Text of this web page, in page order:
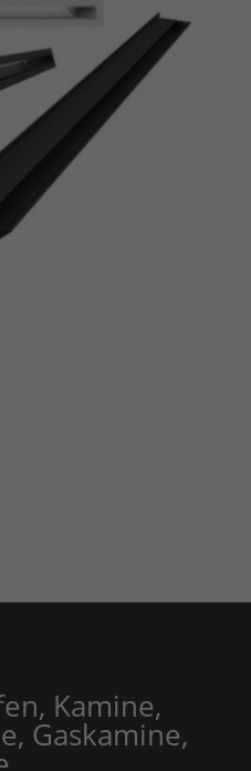
Kamine,
Gaskamine,